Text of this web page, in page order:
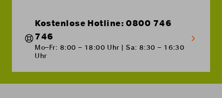
Kostenlose Hotline: 0800 746
746
Mo–Fr: 8:00 – 18:00 Uhr | Sa: 8:30 – 16:30
Uhr